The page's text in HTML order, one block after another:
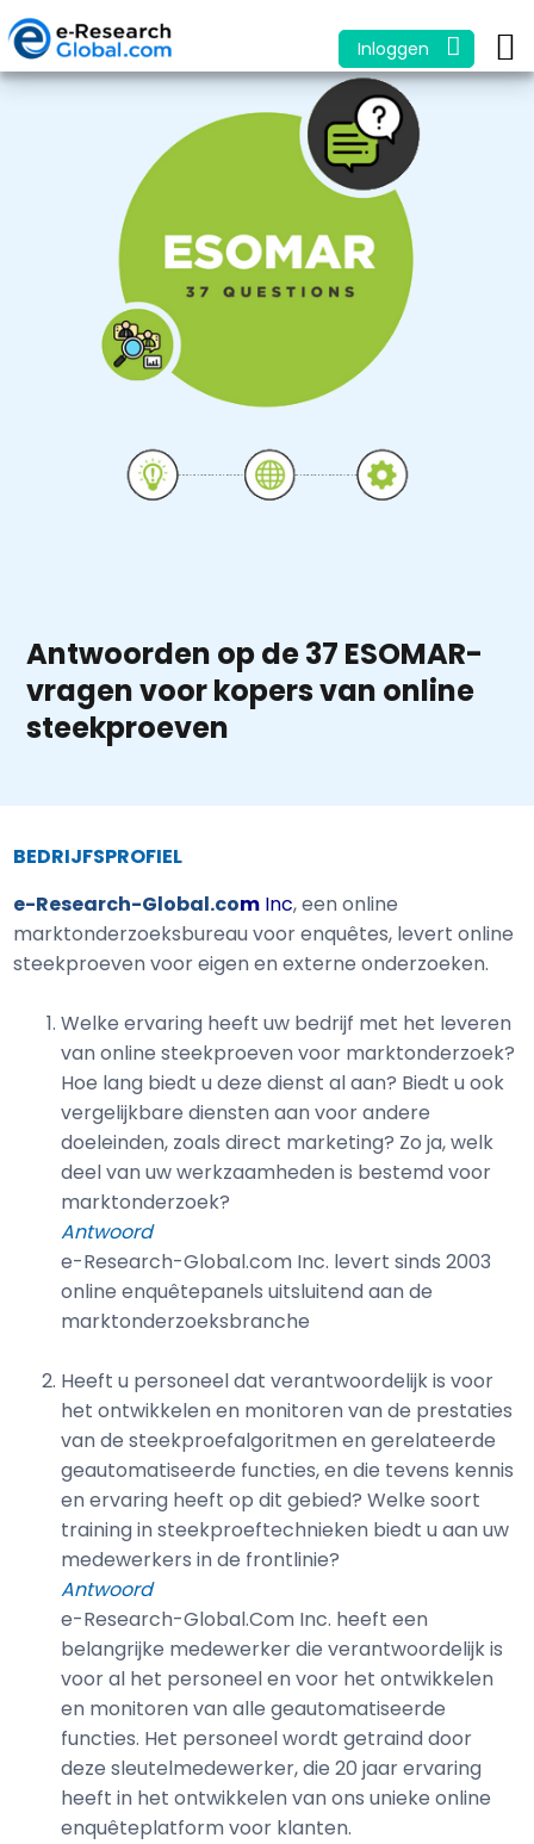
Inloggen
Antwoorden op de 37 ESOMAR-
vragen voor kopers van online
steekproeven
BEDRIJFSPROFIEL
e-Research-Global.com Inc, een online
marktonderzoeksbureau voor enquêtes, levert online
steekproeven voor eigen en externe onderzoeken.
Welke ervaring heeft uw bedrijf met het leveren
van online steekproeven voor marktonderzoek?
Hoe lang biedt u deze dienst al aan? Biedt u ook
vergelijkbare diensten aan voor andere
doeleinden, zoals direct marketing? Zo ja, welk
deel van uw werkzaamheden is bestemd voor
marktonderzoek?
Antwoord
e-Research-Global.com Inc. levert sinds 2003
online enquêtepanels uitsluitend aan de
marktonderzoeksbranche
Heeft u personeel dat verantwoordelijk is voor
het ontwikkelen en monitoren van de prestaties
van de steekproefalgoritmen en gerelateerde
geautomatiseerde functies, en die tevens kennis
en ervaring heeft op dit gebied? Welke soort
training in steekproeftechnieken biedt u aan uw
medewerkers in de frontlinie?
Antwoord
e-Research-Global.Com Inc. heeft een
belangrijke medewerker die verantwoordelijk is
voor al het personeel en voor het ontwikkelen
en monitoren van alle geautomatiseerde
functies. Het personeel wordt getraind door
deze sleutelmedewerker, die 20 jaar ervaring
heeft in het ontwikkelen van ons unieke online
enquêteplatform voor klanten.